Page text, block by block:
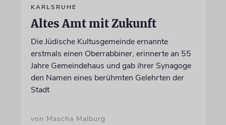
KARLSRUHE
Altes Amt mit Zukunft
Die Jüdische Kultusgemeinde ernannte
erstmals einen Oberrabbiner, erinnerte an 55
Jahre Gemeindehaus und gab ihrer Synagoge
den Namen eines berühmten Gelehrten der
Stadt
von Mascha Malburg